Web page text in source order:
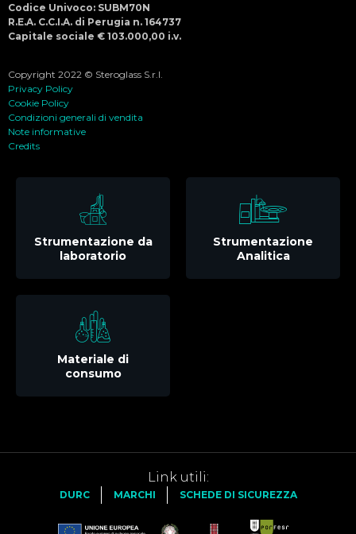
Codice Univoco: SUBM70N
R.E.A. C.C.I.A. di Perugia n. 164737
Capitale sociale € 103.000,00 i.v.
Copyright 2022 © Steroglass S.r.l.
Privacy Policy
Cookie Policy
Condizioni generali di vendita
Note informative
Credits
Strumentazione da
laboratorio
Strumentazione
Analitica
Materiale di
consumo
Link utili:
DURC MARCHI SCHEDE DI SICUREZZA